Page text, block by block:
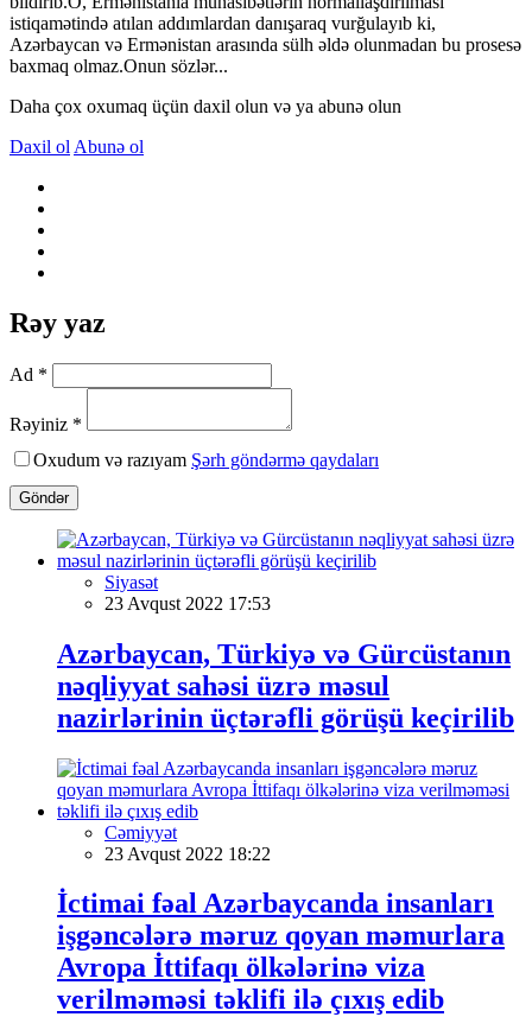
istiqamətində atılan addımlardan danışaraq vurğulayıb ki,
Azərbaycan və Ermənistan arasında sülh əldə olunmadan bu prosesə
baxmaq olmaz.Onun sözlər...
Daha çox oxumaq üçün daxil olun və ya abunə olun
Daxil ol Abunə ol
Rəy yaz
Ad *
Rəyiniz *
Oxudum və razıyam Şərh göndərmə qaydaları
Göndər
Siyasət
23 Avqust 2022 17:53
Azərbaycan, Türkiyə və Gürcüstanın
nəqliyyat sahəsi üzrə məsul
nazirlərinin üçtərəfli görüşü keçirilib
Cəmiyyət
23 Avqust 2022 18:22
İctimai fəal Azərbaycanda insanları
işgəncələrə məruz qoyan məmurlara
Avropa İttifaqı ölkələrinə viza
verilməməsi təklifi ilə çıxış edib